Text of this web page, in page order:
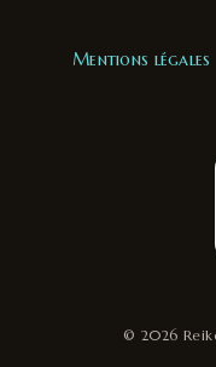
Mentions légales
© 2026